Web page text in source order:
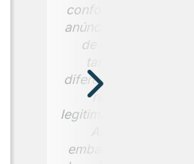
conforme descrito
anúncio. O
de autenticidade
também foi um
diferencial
reforçando a
legitimidade da
embalagem foi muito